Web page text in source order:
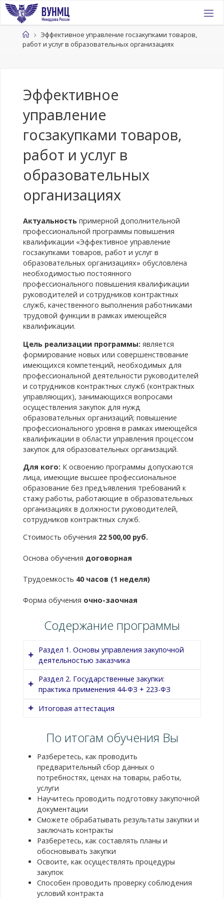
Перейти
содержимому
ГлавнаяЭффективное управление госзакупками товаров,
работ и услуг в образовательных организациях
Эффективное
управление
госзакупками товаров,
работ и услуг в
образовательных
организациях
Актуальностьпримерной дополнительной
профессиональной программы повышения
квалификации «Эффективное управление
госзакупками товаров, работ и услуг в
образовательных организациях» обусловлена
необходимостью постоянного
профессионального повышения квалификации
руководителей и сотрудников контрактных
служб, качественного выполнения работниками
трудовой функции в рамках имеющейся
квалификации.
Цель реализации программы: является
формирование новых или совершенствование
имеющихся компетенций, необходимых для
профессиональной деятельности руководителей
и сотрудников контрактных служб (контрактных
управляющих), занимающихся вопросами
осуществления закупок для нужд
образовательных организаций; повышение
профессионального уровня в рамках имеющейся
квалификации в области управления процессом
закупок для образовательных организаций.
Для кого: К освоению программы допускаются
лица, имеющие высшее профессиональное
образование без предъявления требований к
стажу работы, работающие в образовательных
организациях в должности руководителей,
сотрудников контрактных служб.
Стоимость обучения 22 500,00 руб.
Основа обучения договорная
Трудоемкость 40 часов (1 неделя)
Форма обучения очно-заочная
Содержание программы
Раздел 1. Основы управления закупочной
деятельностью заказчика
1.1. Новеллы законодательства о
1.3. Основные направления
цифровизации закупочной
деятельности
1.4. Нормативный портфель заказчика
1.5. Электронная приемка: новый
алгоритм приемки товаров, работ, услуг
1.6. Национальный режим в закупках
товаров, работ, услуг
1.7. Методы повышения эффективности
процесса закупок образовательной
организации
Раздел 2. Государственные закупки:
практика применения 44-ФЗ + 223-ФЗ
модель материально-технического
обеспечения образовательной
деятельности
2.2. Правила описания объекта закупки в
рамках подготовки технического
задания. Административная
ответственность
2.3. Правила применения каталога ТРУ
2.4. Правила нормирования закупок
2.5. Работа над ошибками заказчика.
Виды ответственности заказчика
Итоговая аттестация
Содержание темы
Выполнение индивидуальных тестовых
заданий.
По итогам обучения Вы
Разберетесь, как проводить
предварительный сбор данных о
потребностях, ценах на товары, работы,
услуги
Научитесь проводить подготовку закупочной
документации
Сможете обрабатывать результаты закупки и
заключать контракты
Разберетесь, как составлять планы и
обосновывать закупки
Освоите, как осуществлять процедуры
закупок
Способен проводить проверку соблюдения
условий контракта